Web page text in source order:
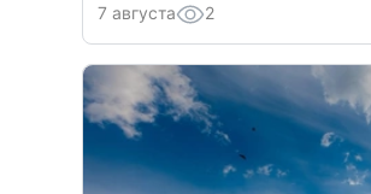
7 августа 2